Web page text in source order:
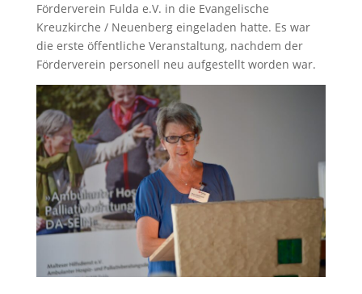
Förderverein Fulda e.V. in die Evangelische
Kreuzkirche / Neuenberg eingeladen hatte. Es war
die erste öffentliche Veranstaltung, nachdem der
Förderverein personell neu aufgestellt worden war.